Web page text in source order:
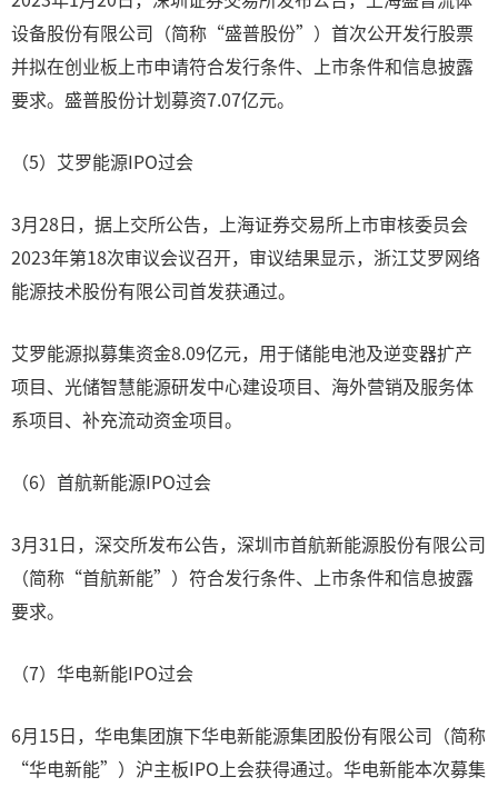
设备股份有限公司（简称“盛普股份”）首次公开发行股票
并拟在创业板上市申请符合发行条件、上市条件和信息披露
要求。盛普股份计划募资7.07亿元。
（5）艾罗能源IPO过会
3月28日，据上交所公告，上海证券交易所上市审核委员会
2023年第18次审议会议召开，审议结果显示，浙江艾罗网络
能源技术股份有限公司首发获通过。
艾罗能源拟募集资金8.09亿元，用于储能电池及逆变器扩产
项目、光储智慧能源研发中心建设项目、海外营销及服务体
系项目、补充流动资金项目。
（6）首航新能源IPO过会
3月31日，深交所发布公告，深圳市首航新能源股份有限公司
（简称“首航新能”）符合发行条件、上市条件和信息披露
要求。
（7）华电新能IPO过会
6月15日，华电集团旗下华电新能源集团股份有限公司（简称
“华电新能”）沪主板IPO上会获得通过。华电新能本次募集